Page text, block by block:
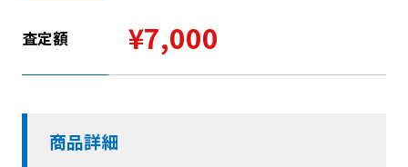
査定額 ¥7,000
商品詳細